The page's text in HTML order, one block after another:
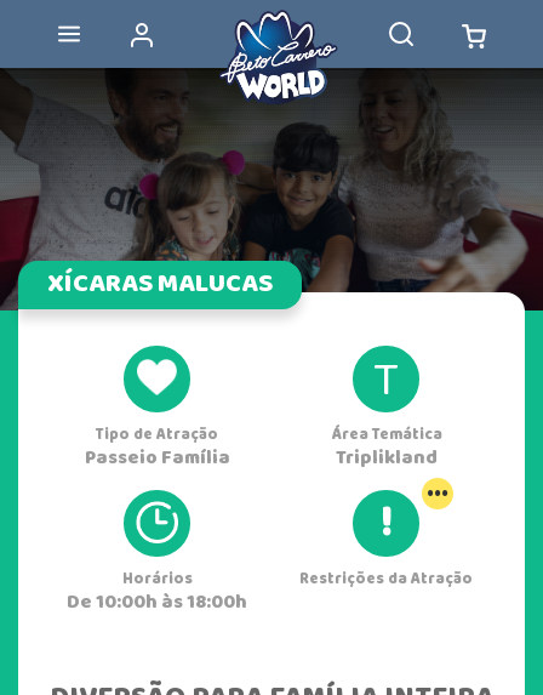
XÍCARAS MALUCAS
Tipo de Atração
Passeio Família
T
Área Temática
Triplikland
Horários
De 10:00h às 18:00h
Restrições da Atração
...